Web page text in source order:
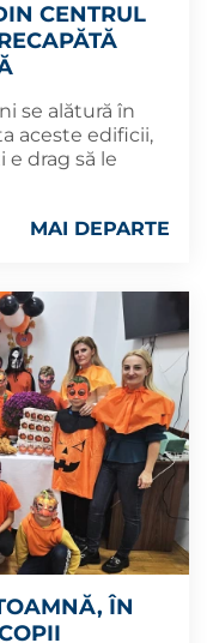
CENTRUL
se alătură în
aceste edificii,
drag să le
MAI DEPARTE
ÎN